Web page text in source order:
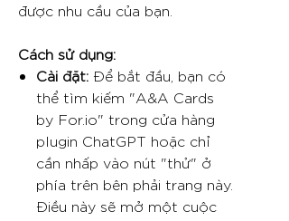
được nhu cầu của bạn.
Cách sử dụng:
Cài đặt: Để bắt đầu, bạn có
thể tìm kiếm "A&A Cards
by For.io" trong cửa hàng
plugin ChatGPT hoặc chỉ
cần nhấp vào nút "thử" ở
phía trên bên phải trang này.
Điều này sẽ mở một cuộc